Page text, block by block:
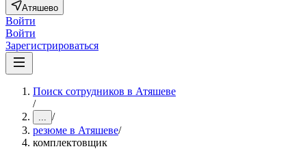
Атяшево
Войти
Войти
Зарегистрироваться
Поиск сотрудников в Атяшеве
/
... /
резюме в Атяшеве/
комплектовщик